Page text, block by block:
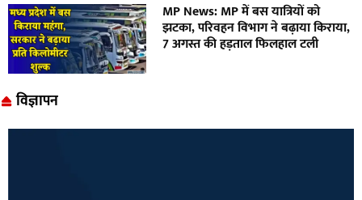
MP News: MP में बस यात्रियों को
झटका, परिवहन विभाग ने बढ़ाया किराया,
7 अगस्त की हड़ताल फिलहाल टली
विज्ञापन